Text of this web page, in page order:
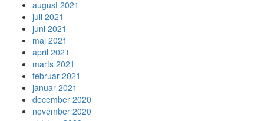
august 2021
juli 2021
juni 2021
maj 2021
april 2021
marts 2021
februar 2021
januar 2021
december 2020
november 2020